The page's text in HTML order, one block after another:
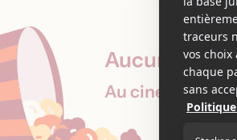
Aucune
Au cinéma le 7